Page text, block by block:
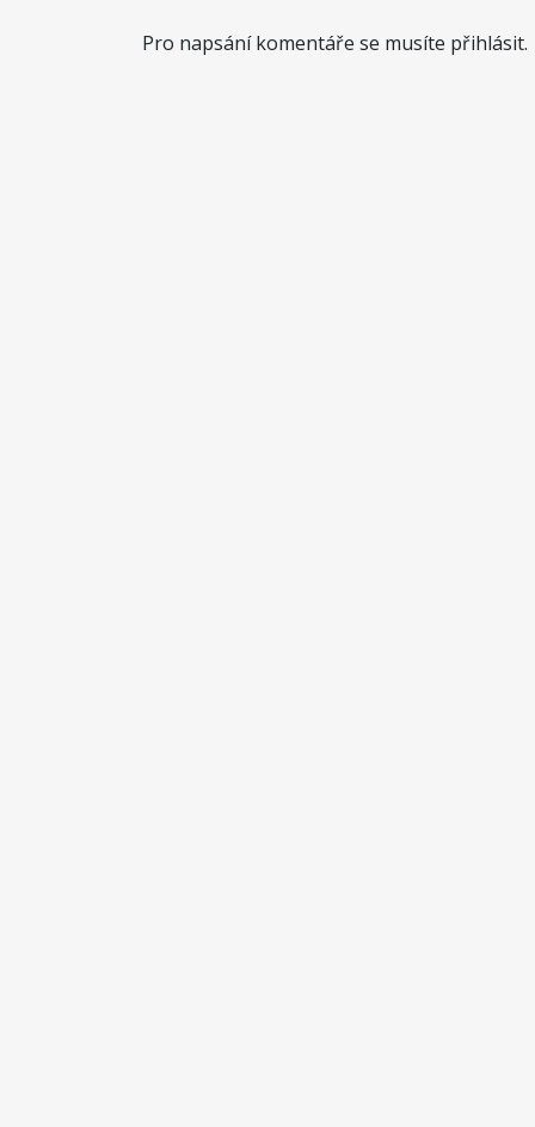
Pro napsání komentáře se musíte přihlásit.